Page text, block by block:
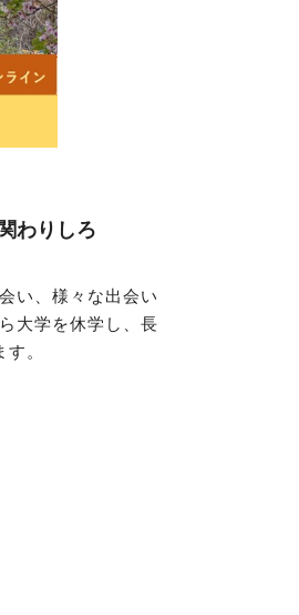
わりしろ
い、様々な出会い
大学を休学し、長
。